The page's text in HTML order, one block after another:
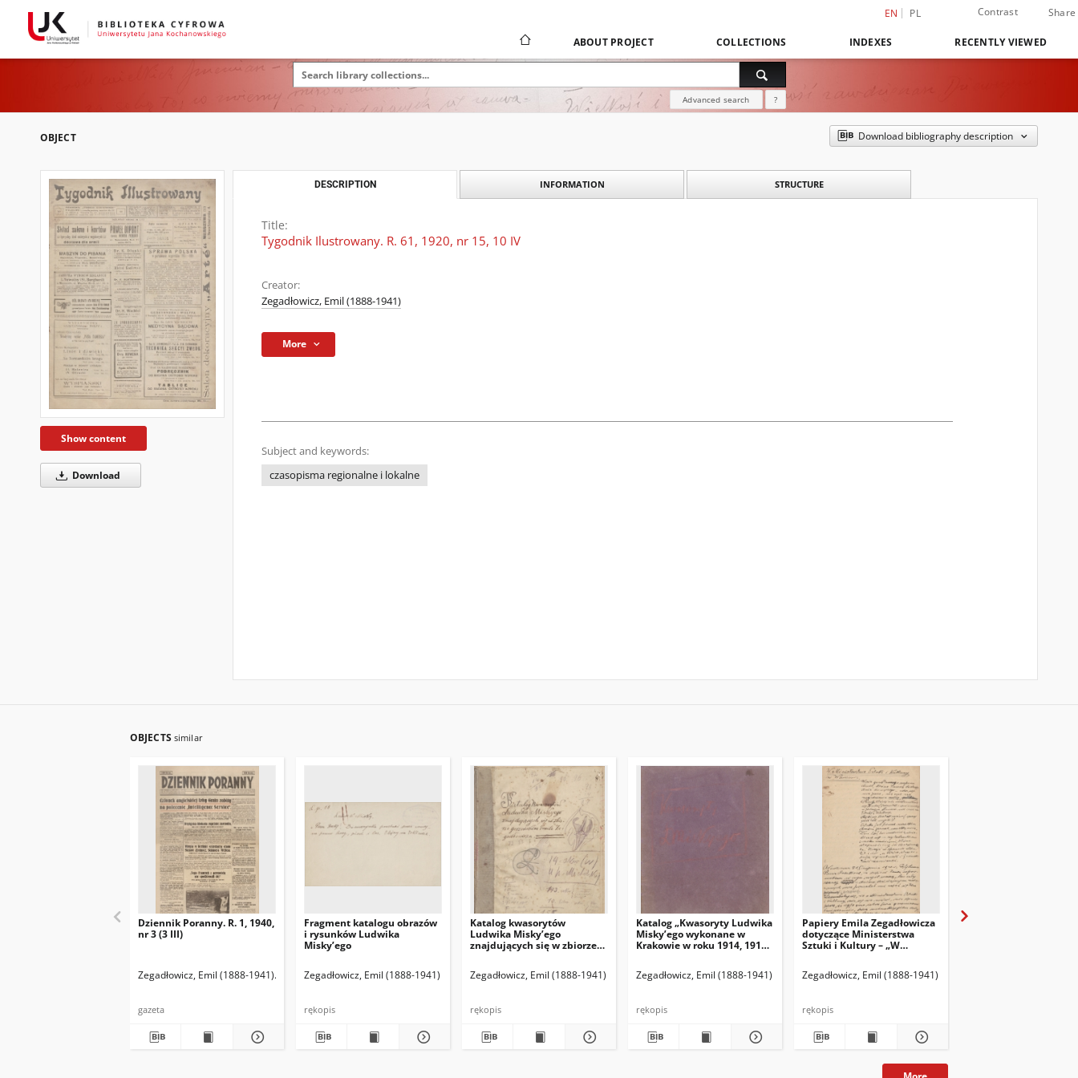
EN PL Contrast Share
ABOUT PROJECT COLLECTIONS INDEXES RECENTLY VIEWED
Advanced search ?
OBJECT Download bibliography description
Show content
Download
DESCRIPTION INFORMATION STRUCTURE
Title:
Tygodnik Ilustrowany. R. 61, 1920, nr 15, 10 IV
Creator:
Zegadłowicz, Emil (1888-1941)
More
Subject and keywords:
czasopisma regionalne i lokalne
OBJECTS similar
Dziennik Poranny. R. 1, 1940,
nr 3 (3 III)
Zegadłowicz, Emil (1888-1941) Reischer Leopold (red. naczelny) Hamann Bruno. Red. odpowiedzialny
gazeta
Fragment katalogu obrazów
i rysunków Ludwika
Misky’ego
Zegadłowicz, Emil (1888-1941)
rękopis
Katalog kwasorytów
Ludwika Misky’ego
znajdujących się w zbiorze
Zegadłowicz, Emil (1888-1941)
rękopis
Katalog „Kwasoryty Ludwika
Misky’ego wykonane w
Krakowie w roku 1914, 1915,
Zegadłowicz, Emil (1888-1941)
rękopis
Papiery Emila Zegadłowicza
dotyczące Ministerstwa
Sztuki i Kultury – „W
Zegadłowicz, Emil (1888-1941)
rękopis